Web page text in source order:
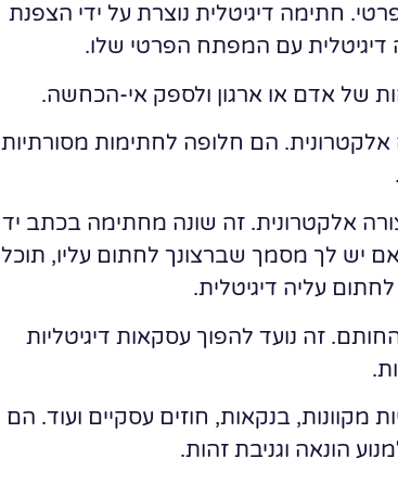
חתימה דיגיטלית נוצרת על ידי הצפנת
עם המפתח הפרטי שלו.
של אדם או ארגון ולספק אי-הכחשה.
אלקטרונית. הם חלופה לחתימות מסורתיות
אלקטרונית. זה שונה מחתימה בכתב יד
אם יש לך מסמך שברצונך לחתום עליו, תוכל
עליה דיגיטלית.
זה נועד להפוך עסקאות דיגיטליות
מקוונות, בנקאות, חוזים עסקיים ועוד. הם
הונאה וגניבת זהות.